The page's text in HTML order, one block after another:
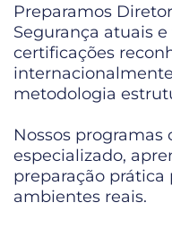
Preparamos
Segurança atuais
certificações
metodologia
Nossos
especializado,
preparação prática
ambientes reais.